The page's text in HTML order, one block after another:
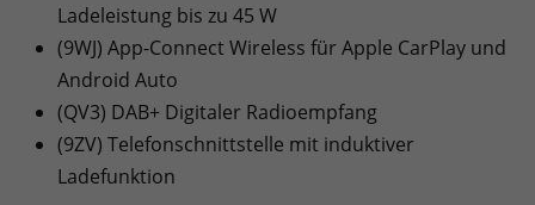
Ladeleistung bis zu 45 W
(9WJ) App-Connect Wireless für Apple CarPlay und
Android Auto
(QV3) DAB+ Digitaler Radioempfang
(9ZV) Telefonschnittstelle mit induktiver
Ladefunktion